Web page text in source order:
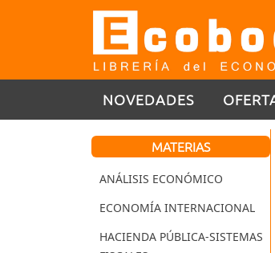
NOVEDADES
MATERIAS
ANÁLISIS ECONÓMICO
ECONOMÍA INTERNACIONAL
HACIENDA PÚBLICA-SISTEMAS